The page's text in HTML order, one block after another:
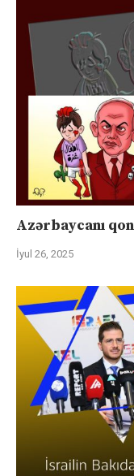
Azərbaycanı
İyul 26, 2025